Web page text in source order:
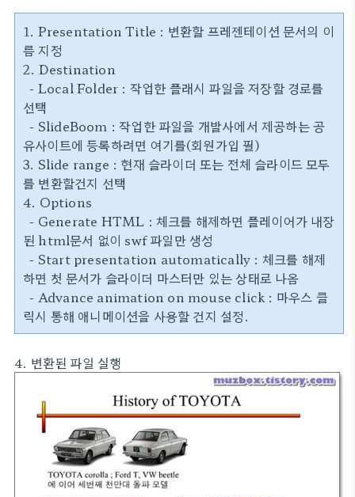
1. Presentation Title : 변환할 프레젠테이션 문서의 이
름 지정
2. Destination
- Local Folder : 작업한 플래시 파일을 저장할 경로를
선택
- SlideBoom : 작업한 파일을 개발사에서 제공하는 공
유사이트에 등록하려면 여기를(회원가입 필)
3. Slide range : 현재 슬라이더 또는 전체 슬라이드 모두
를 변환할건지 선택
4. Options
- Generate HTML : 체크를 해제하면 플레이어가 내장
된 html문서 없이 swf 파일만 생성
- Start presentation automatically : 체크를 해제
하면 첫 문서가 슬라이더 마스터만 있는 상태로 나옴
- Advance animation on mouse click : 마우스 클
릭시 통해 애니메이션을 사용할 건지 설정.
4. 변환된 파일 실행